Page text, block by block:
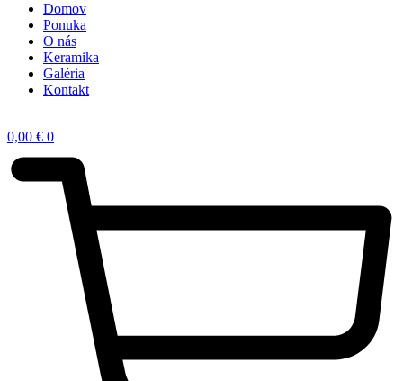
Domov
Ponuka
O nás
Keramika
Galéria
Kontakt
0,00 € 0